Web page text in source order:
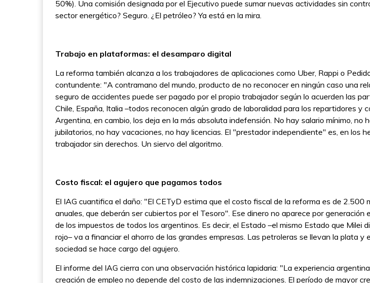
50%). Una comisión designada por el Ejecutivo puede sumar nuevas actividades sin
sector energético? Seguro. ¿El petróleo? Ya está en la mira.
Trabajo en plataformas: el desamparo digital
La reforma también alcanza a los trabajadores de aplicaciones como Uber, Rappi o
contundente: "A contramano del mundo, producto de no reconocer en ningún caso una
seguro de accidentes puede ser pagado por el propio trabajador según lo acuerden las
Chile, España, Italia –todos reconocen algún grado de laboralidad para los repartidores y
Argentina, en cambio, los deja en la más absoluta indefensión. No hay salario mínimo, no
jubilatorios, no hay vacaciones, no hay licencias. El "prestador independiente" es, en los
trabajador sin derechos. Un siervo del algoritmo.
Costo fiscal: el agujero que pagamos todos
El IAG cuantifica el daño: "El CETyD estima que el costo fiscal de la reforma es de 2.500
anuales, que deberán ser cubiertos por el Tesoro". Ese dinero no aparece por generación
de los impuestos de todos los argentinos. Es decir, el Estado –el mismo Estado que Milei
rojo– va a financiar el ahorro de las grandes empresas. Las petroleras se llevan la plata y
sociedad se hace cargo del agujero.
El informe del IAG cierra con una observación histórica lapidaria: "La experiencia
creación de empleo no depende del costo de las indemnizaciones. El período de mayor